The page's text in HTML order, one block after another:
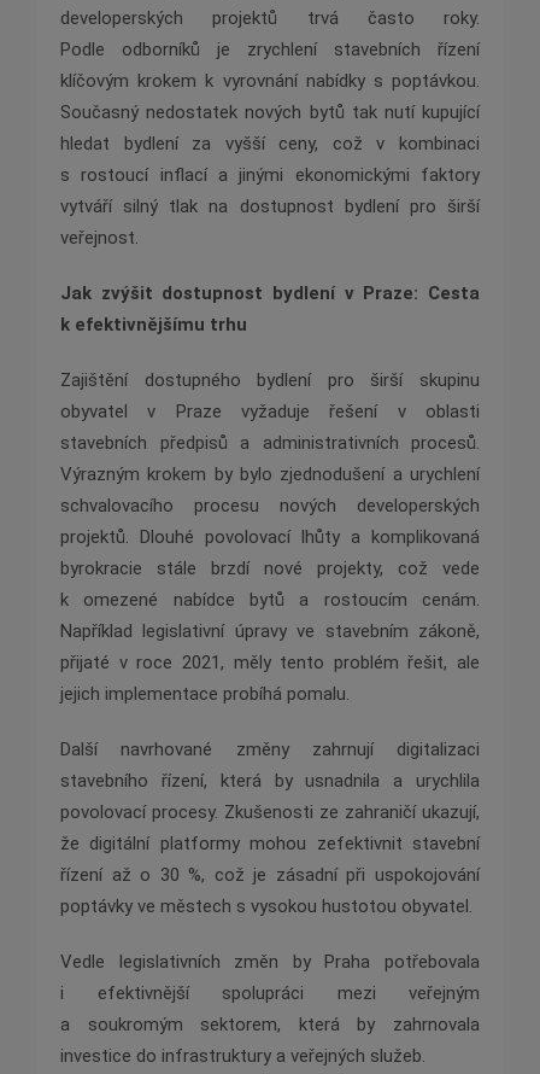
developerských projektů trvá často roky.
Podle odborníků je zrychlení stavebních řízení
klíčovým krokem k vyrovnání nabídky s poptávkou.
Současný nedostatek nových bytů tak nutí kupující
hledat bydlení za vyšší ceny, což v kombinaci
s rostoucí inflací a jinými ekonomickými faktory
vytváří silný tlak na dostupnost bydlení pro širší
veřejnost.
Jak zvýšit dostupnost bydlení v Praze: Cesta
k efektivnějšímu trhu
Zajištění dostupného bydlení pro širší skupinu
obyvatel v Praze vyžaduje řešení v oblasti
stavebních předpisů a administrativních procesů.
Výrazným krokem by bylo zjednodušení a urychlení
schvalovacího procesu nových developerských
projektů. Dlouhé povolovací lhůty a komplikovaná
byrokracie stále brzdí nové projekty, což vede
k omezené nabídce bytů a rostoucím cenám.
Například legislativní úpravy ve stavebním zákoně,
přijaté v roce 2021, měly tento problém řešit, ale
jejich implementace probíhá pomalu​.
Další navrhované změny zahrnují digitalizaci
stavebního řízení, která by usnadnila a urychlila
povolovací procesy. Zkušenosti ze zahraničí ukazují,
že digitální platformy mohou zefektivnit stavební
řízení až o 30 %, což je zásadní při uspokojování
poptávky ve městech s vysokou hustotou obyvatel​.
Vedle legislativních změn by Praha potřebovala
i efektivnější spolupráci mezi veřejným
a soukromým sektorem, která by zahrnovala
investice do infrastruktury a veřejných služeb.